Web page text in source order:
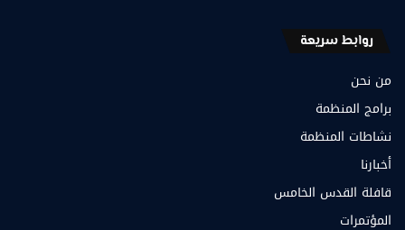
روابط سريعة
من نحن
برامج المنظمة
نشاطات المنظمة
أخبارنا
قافلة القدس الخامس
المؤتمرات